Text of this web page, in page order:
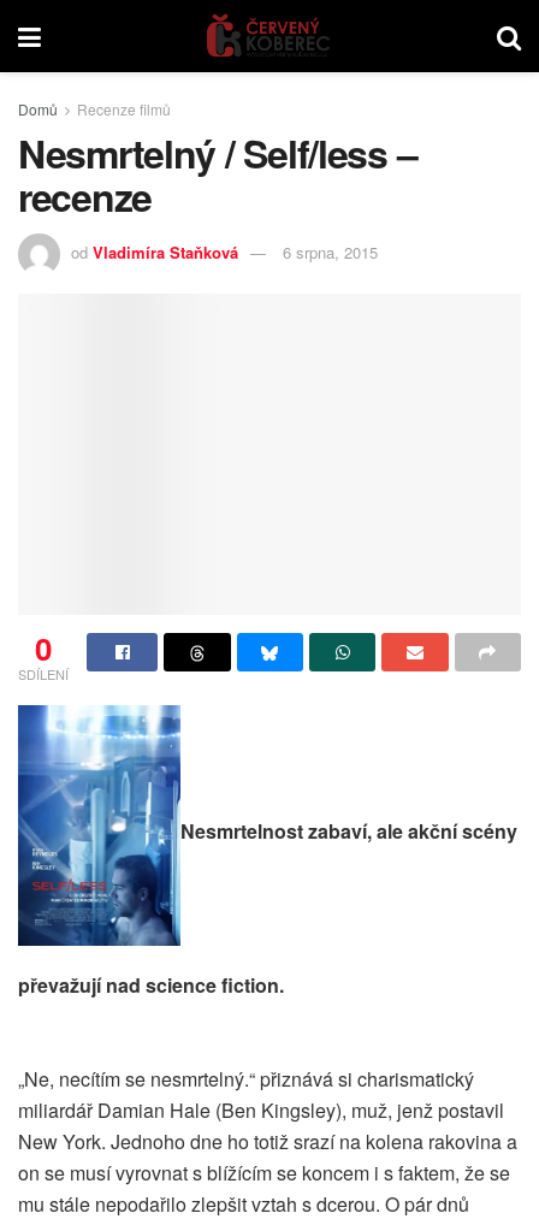
Domů Recenze filmů
Nesmrtelný / Self/less –
recenze
od Vladimíra Staňková 6 srpna, 2015
0
SDÍLENÍ
Nesmrtelnost zabaví, ale akční scény
převažují nad science fiction.
„Ne, necítím se nesmrtelný.“ přiznává si charismatický
miliardář Damian Hale (Ben Kingsley), muž, jenž postavil
New York. Jednoho dne ho totiž srazí na kolena rakovina a
on se musí vyrovnat s blížícím se koncem i s faktem, že se
mu stále nepodařilo zlepšit vztah s dcerou. O pár dnů